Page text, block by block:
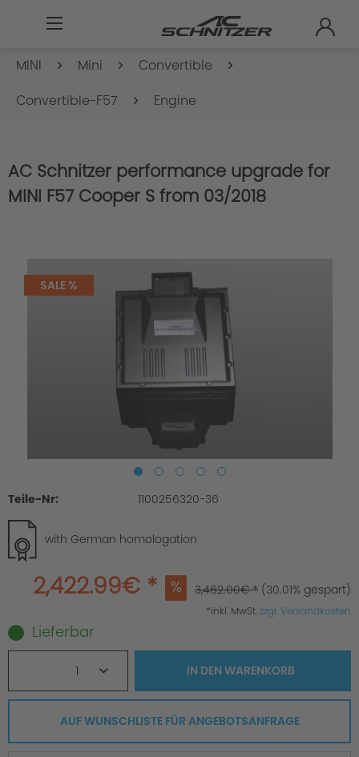
MINI Mini
Convertible
Convertible-F57
Engine
AC Schnitzer performance upgrade for
MINI F57 Cooper S from 03/2018
SALE %
Teile-Nr: 1100256320-36
with German homologation
2,422.99€ * 3,462.00€ * (30.01% gespart)
*inkl. MwSt.zzgl. Versandkosten
Lieferbar
1 IN DENWARENKORB
AUF WUNSCHLISTE FÜR ANGEBOTSANFRAGE